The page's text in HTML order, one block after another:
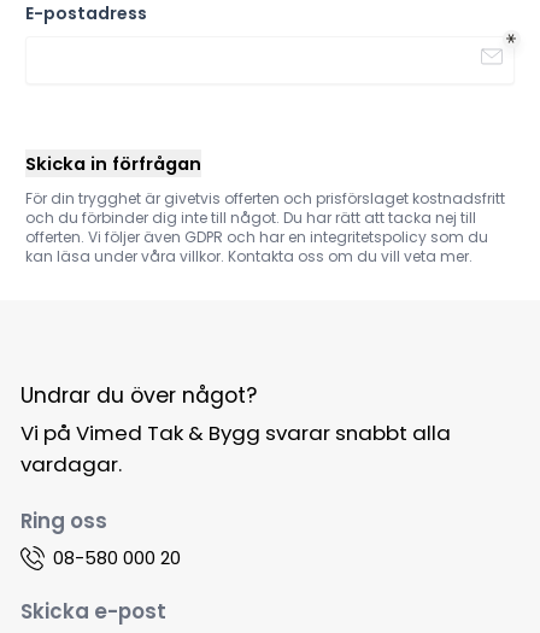
E-postadress
Skicka in förfrågan
För din trygghet är givetvis offerten och prisförslaget kostnadsfritt
och du förbinder dig inte till något. Du har rätt att tacka nej till
offerten. Vi följer även GDPR och har en integritetspolicy som du
kan läsa under våra villkor. Kontakta oss om du vill veta mer.
Undrar du över något?
Vi på Vimed Tak & Bygg svarar snabbt alla
vardagar.
Ring oss
08-580 000 20
Skicka e-post